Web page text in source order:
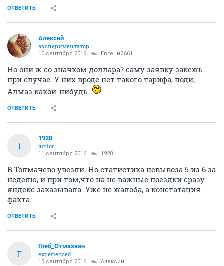
ОТВЕТИТЬ
Алексий
экспериментатор
10 сентября 2016 Евгений661
Но они ж со значком доллара? саму заявку закежь
при случае. У них вроде нет такого тарифа, поди,
Алмаз какой-нибудь.
ОТВЕТИТЬ
1
1928
junior
11 сентября 2016 1928
В Толмачево увезли. Но статистика невывоза 5 из 6 за
неделю, и при том,что на не важные поездки сразу
яндекс заказывала. Уже не жалоба, а констатация
факта.
ОТВЕТИТЬ
Г
Глеб_Отмазкин
experienced
13 сентября 2016 Алексий